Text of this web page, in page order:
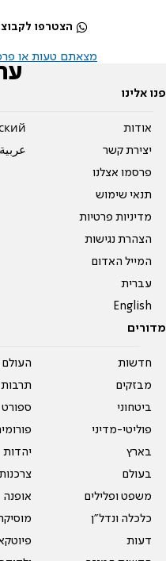
הצטרפו
מצאתם טעות או
פנו אלינו
אודות
יצירת קשר
פרסמו אצלנו
תנאי שימוש
מדיניות פרטיות
הצהרת נגישות
המייל האדום
עברית
English
عربية
מדורים
חדשות
מבזקים
ביטחוני
פוליטי-מדיני
בארץ
בעולם
משפט ופלילים
כלכלה ונדל"ן
דעות
העולם
תרבות
ספורט
יהדות
אופנה